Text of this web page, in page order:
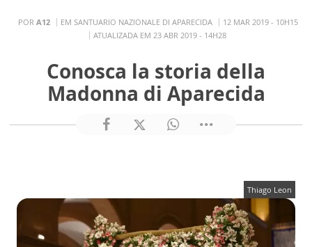
POR A12 EM SANTUARIO NAZIONALE DI APARECIDA
12 MAR 2019 - 10H15
ATUALIZADA EM 23 ABR 2019 - 14H28
Conosca la storia della
Madonna di Aparecida
Thiago Leon